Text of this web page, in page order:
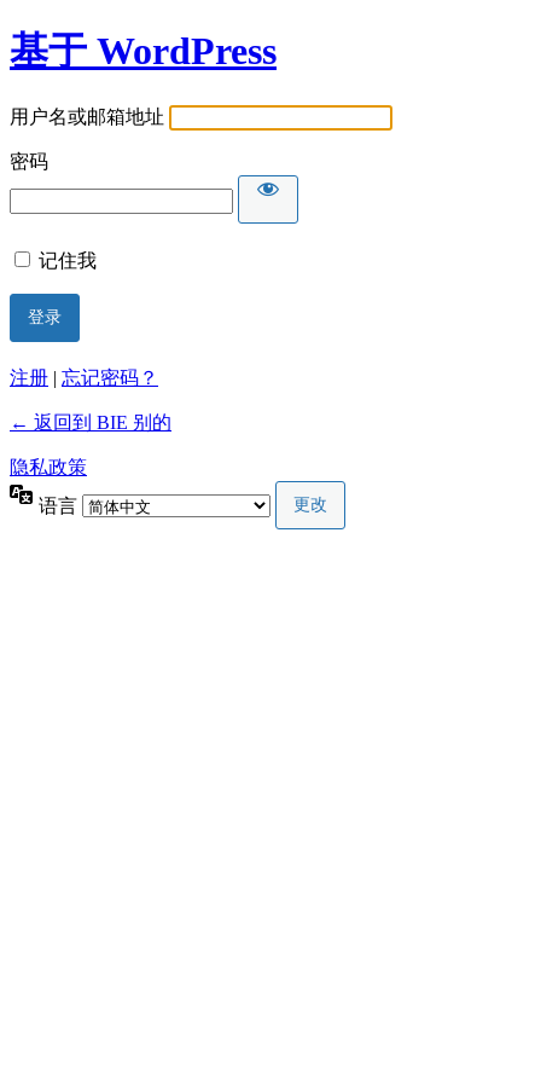
基于 WordPress
用户名或邮箱地址
密码
记住我
注册 | 忘记密码？
← 返回到 BIE 别的
隐私政策
语言